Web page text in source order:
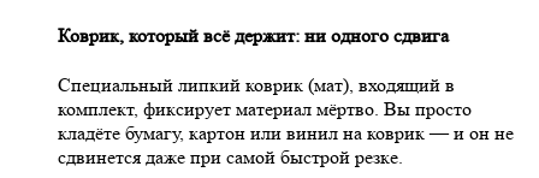
Коврик, который всё держит: ни одного сдвига
Специальный липкий коврик (мат), входящий в
комплект, фиксирует материал мёртво. Вы просто
кладёте бумагу, картон или винил на коврик — и он не
сдвинется даже при самой быстрой резке.